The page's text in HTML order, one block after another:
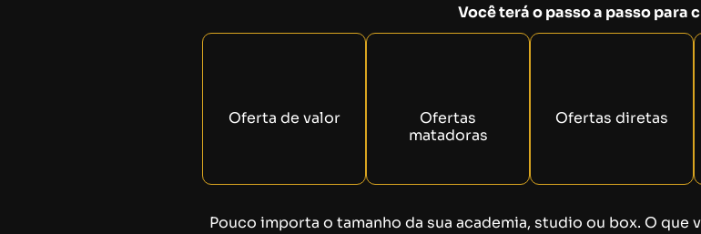
Você terá o passo a passo para
Oferta de valor
Ofertas
matadoras
Ofertas diretas
Pouco importa o tamanho da sua academia, studio ou box. O que